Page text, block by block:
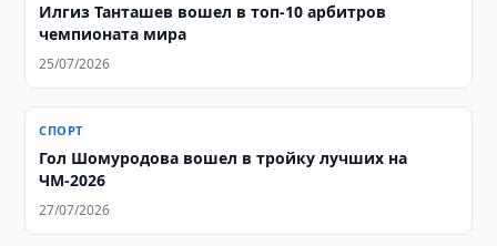
Илгиз Танташев вошел в топ-10 арбитров
чемпионата мира
25/07/2026
СПОРТ
Гол Шомуродова вошел в тройку лучших на
ЧМ-2026
27/07/2026